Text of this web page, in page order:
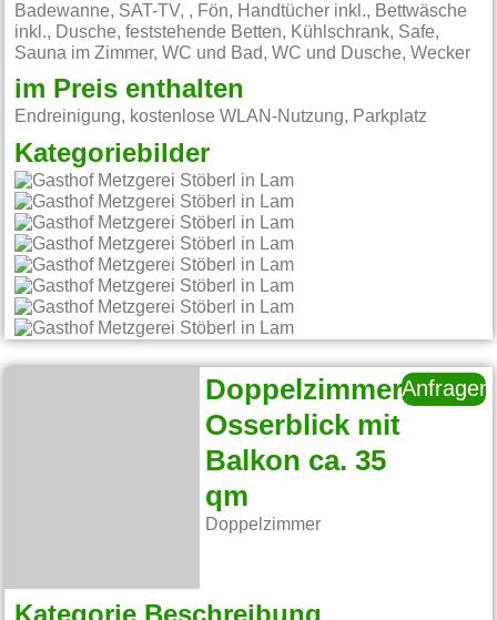
Badewanne, SAT-TV, , Fön, Handtücher inkl., Bettwäsche
inkl., Dusche, feststehende Betten, Kühlschrank, Safe,
Sauna im Zimmer, WC und Bad, WC und Dusche, Wecker
im Preis enthalten
Endreinigung, kostenlose WLAN-Nutzung, Parkplatz
Kategoriebilder
Doppelzimmer
Osserblick mit
Balkon ca. 35
qm
Doppelzimmer
Anfragen